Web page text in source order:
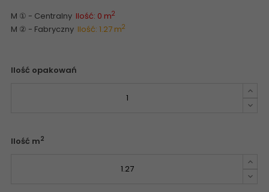
M ① - Centralny Ilość: 0 m2
M ② - Fabryczny Ilość: 1.27 m2
Ilość opakowań
Ilość m2